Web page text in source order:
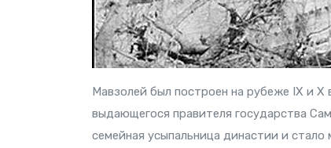
Мавзолей был построен на рубеже IX и
выдающегося правителя государства
семейная усыпальница династии и